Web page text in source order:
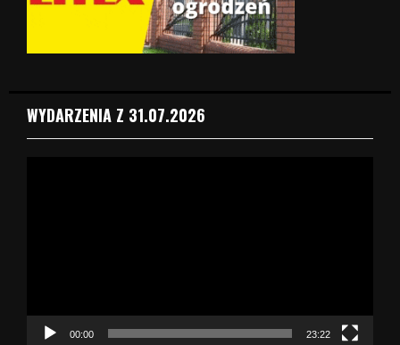
WYDARZENIA Z 31.07.2026
c
00:00 23:22